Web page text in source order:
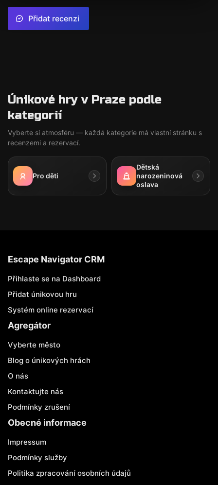
Přidat recenzi
Únikové hry v Praze podle
kategorií
Vyberte si atmosféru — každá kategorie má vlastní stránku s
recenzemi a rezervací.
Pro děti
Dětská
narozeninová
oslava
Escape Navigator CRM
Přihlaste se na Dashboard
Přidat únikovou hru
Systém online rezervací
Agregátor
Vyberte město
Blog o únikových hrách
O nás
Kontaktujte nás
Podmínky zrušení
Obecné informace
Impressum
Podmínky služby
Politika zpracování osobních údajů